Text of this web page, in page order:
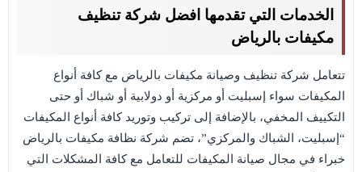
الخدمات التي تقدمها افضل شركة تنظيف
مكيفات بالرياض
تتعامل شركة تنظيف وصيانة مكيفات بالرياض مع كافة أنواع
المكيفات سواء إسبليت أو مركزية أو دولابية أو شباك أو حتى
التكييف المخفي، بالإضافة إلى تركيب وتوريد كافة أنواع المكيفات
“إسبليت، الشباك والمركزي”، تضم شركة نظافة مكيفات بالرياض
خبراء في مجال صيانة المكيفات للتعامل مع كافة المشكلات التي